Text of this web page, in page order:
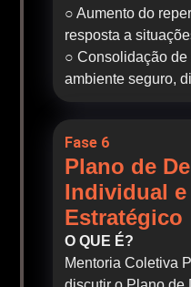
○ Aumento do
resposta a
○ Consolidação
ambiente seguro,
Fase 6
Plano de
Individual e
Estratégico
O QUE É?
Mentoria Coletiva